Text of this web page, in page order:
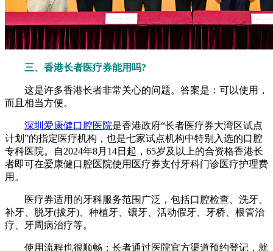
三、香港长者医疗券能用吗?
这是许多香港长者非常关心的问题。答案是：可以使用，
而且相当方便。
深圳爱康健口腔医院是香港政府“长者医疗券大湾区试点
计划”的指定医疗机构，也是七家试点机构中特别入选的口腔
专科医院。自2024年8月14日起，65岁及以上的合资格香港长
者即可在爱康健口腔医院使用医疗券支付牙科门诊医疗护理费
用。
医疗券适用的牙科服务范围广泛，包括口腔检查、洗牙、
补牙、脱牙(拔牙)、种植牙、镶牙、活动假牙、牙桥、根管治
疗、牙周病治疗等。
使用流程也很顺畅：长者通过医院官方渠道预约登记，就